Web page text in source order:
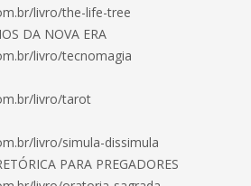
livro/the-life-tree
DA NOVA ERA
livro/tecnomagia
livro/tarot
livro/simula-dissimula
PARA PREGADORES